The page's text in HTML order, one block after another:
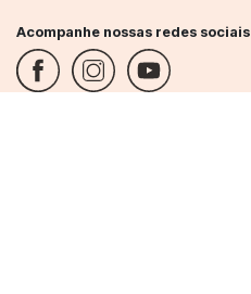
Acompanhe nossas redes sociais